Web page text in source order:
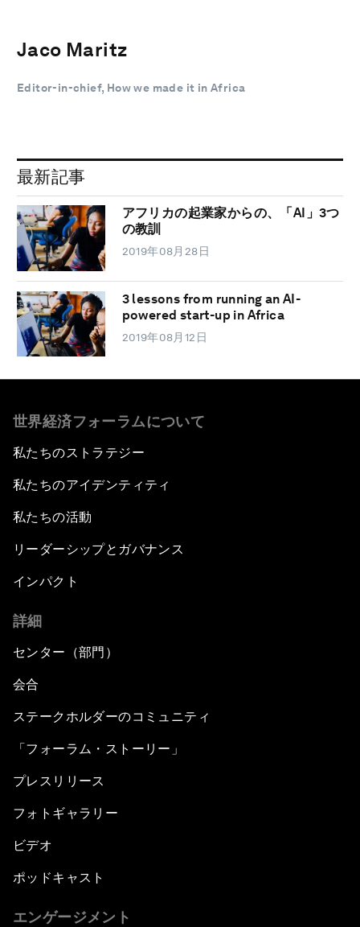
Jaco Maritz
Editor-in-chief, How we made it in Africa
最新記事
アフリカの起業家からの、「AI」3つ
の教訓
2019年08月28日
3 lessons from running an AI-
powered start-up in Africa
2019年08月12日
世界経済フォーラムについて
私たちのストラテジー
私たちのアイデンティティ
私たちの活動
リーダーシップとガバナンス
インパクト
詳細
センター（部門）
会合
ステークホルダーのコミュニティ
「フォーラム・ストーリー」
プレスリリース
フォトギャラリー
ビデオ
ポッドキャスト
エンゲージメント